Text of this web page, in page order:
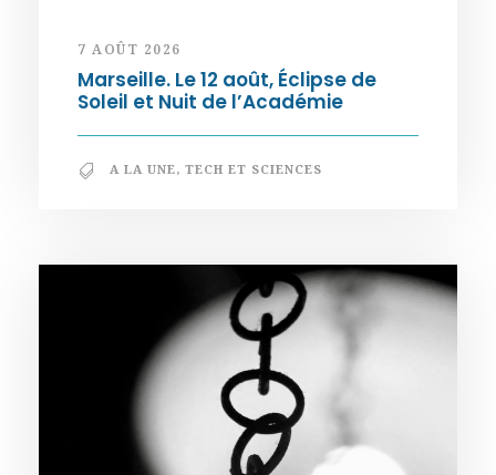
7 AOÛT 2026
Marseille. Le 12 août, Éclipse de
Soleil et Nuit de l’Académie
A LA UNE, TECH ET SCIENCES